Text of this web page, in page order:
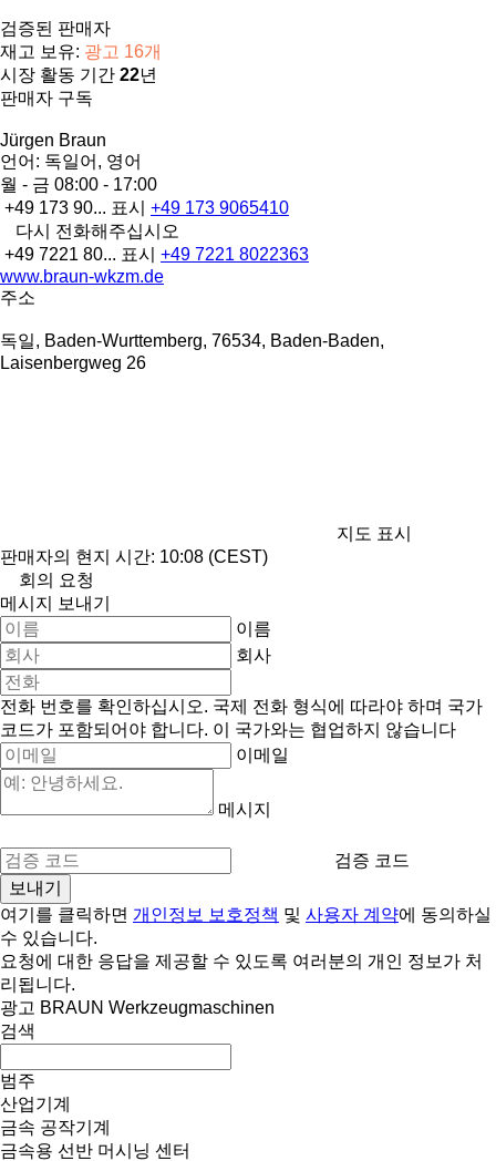
검증된 판매자
재고 보유: 광고 16개
시장 활동 기간 22년
판매자 구독
Jürgen Braun
언어: 독일어, 영어
월 - 금 08:00 - 17:00
+49 173 90... 표시 +49 173 9065410
다시 전화해주십시오
+49 7221 80... 표시 +49 7221 8022363
www.braun-wkzm.de
주소
독일, Baden-Wurttemberg, 76534, Baden-Baden,
Laisenbergweg 26
지도 표시
판매자의 현지 시간: 10:08 (CEST)
회의 요청
메시지 보내기
이름
회사
전화 번호를 확인하십시오. 국제 전화 형식에 따라야 하며 국가
코드가 포함되어야 합니다. 이 국가와는 협업하지 않습니다
이메일
메시지
검증 코드
여기를 클릭하면 개인정보 보호정책 및 사용자 계약에 동의하실
수 있습니다.
요청에 대한 응답을 제공할 수 있도록 여러분의 개인 정보가 처
리됩니다.
광고 BRAUN Werkzeugmaschinen
검색
범주
산업기계
금속 공작기계
금속용 선반 머시닝 센터